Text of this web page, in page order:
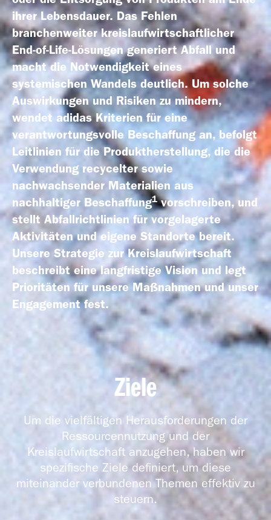
Geschäfts­bericht
2021
Geschäfts­bericht
2020
Geschäfts­bericht
2019
Geschäfts­bericht
2018
Geschäfts­bericht
2017
ihrer Lebensdauer. Das Fehlen
branchenweiter kreislaufwirtschaftlicher
End-of-Life-Lösungen generiert Abfall und
macht die Notwendigkeit eines
systemischen Wandels deutlich. Um solche
Auswirkungen und Risiken zu mindern,
wendet adidas Kriterien für eine
verantwortungsvolle Beschaffung an, befolgt
Leitlinien für die Produktherstellung, die die
Verwendung recycelter sowie
nachwachsender Materialien aus
nachhaltiger Beschaffung1vorschreiben, und
stellt Abfallrichtlinien für vorgelagerte
Aktivitäten und eigene Standorte bereit.
Unsere Strategie zur Kreislaufwirtschaft
beschreibt eine langfristige Vision und legt
Prioritäten für unsere Maßnahmen und unser
Engagement fest.
Ziele
Um die vielfältigen Herausforderungen der
Ressourcennutzung und der
Kreislaufwirtschaft anzugehen, haben wir
spezifische Ziele definiert, um diese
miteinander verbundenen Themen effektiv zu
steuern.